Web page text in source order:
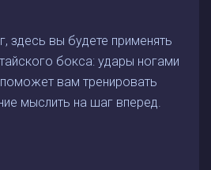
здесь вы будете применять
бокса: удары ногами
вам тренировать
мыслить на шаг вперед.